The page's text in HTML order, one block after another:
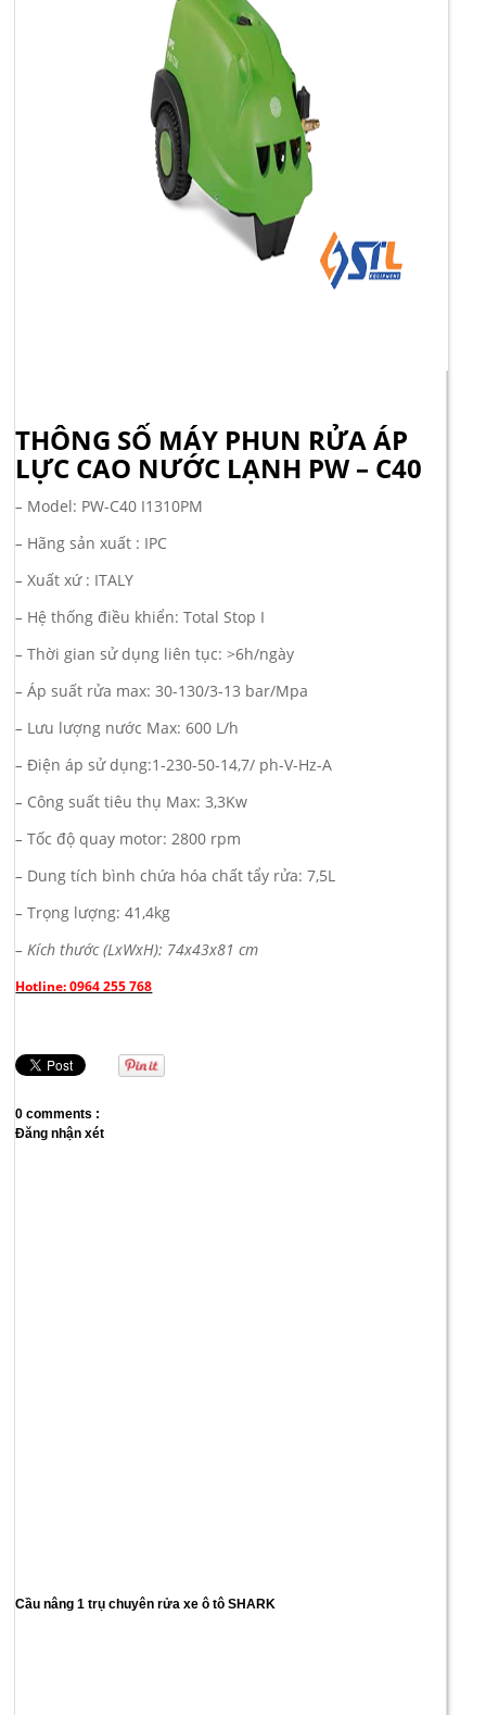
THÔNG SỐ MÁY PHUN RỬA ÁP
LỰC CAO NƯỚC LẠNH PW – C40
– Model: PW-C40 I1310PM
– Hãng sản xuất : IPC
–Xuất xứ : ITALY
– Hệ thống điều khiển: Total Stop I
–Thời gian sử dụng liên tục: >6h/ngày
–Áp suất rửa max: 30-130/3-13 bar/Mpa
– Lưu lượng nước Max: 600 L/h
–Điện áp sử dụng:1-230-50-14,7/ ph-V-Hz-A
– Công suất tiêu thụ Max: 3,3Kw
–Tốc độ quay motor: 2800 rpm
– Dung tích bình chứa hóa chất tẩy rửa: 7,5L
–Trọng lượng: 41,4kg
– Kích thước (LxWxH): 74x43x81 cm
Hotline: 0964 255 768
0 comments :
Đăng nhận xét
Cầu nâng 1 trụ chuyên rửa xe ô tô SHARK